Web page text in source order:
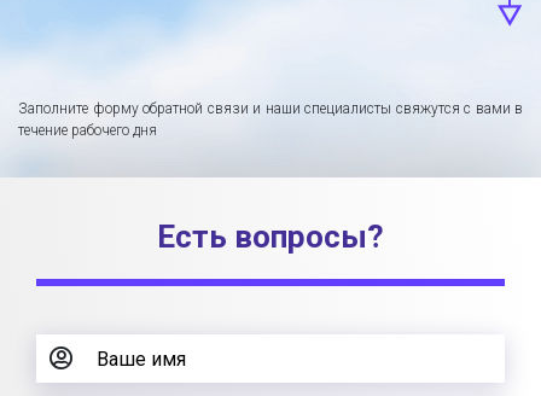
Заполните форму обратной связи и наши специалисты свяжутся с вами в
течение рабочего дня
Есть вопросы?